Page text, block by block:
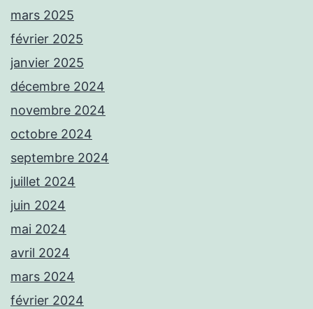
mars 2025
février 2025
janvier 2025
décembre 2024
novembre 2024
octobre 2024
septembre 2024
juillet 2024
juin 2024
mai 2024
avril 2024
mars 2024
février 2024